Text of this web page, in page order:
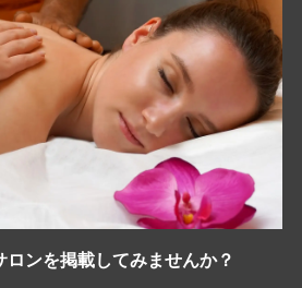
ロンを掲載してみませんか？